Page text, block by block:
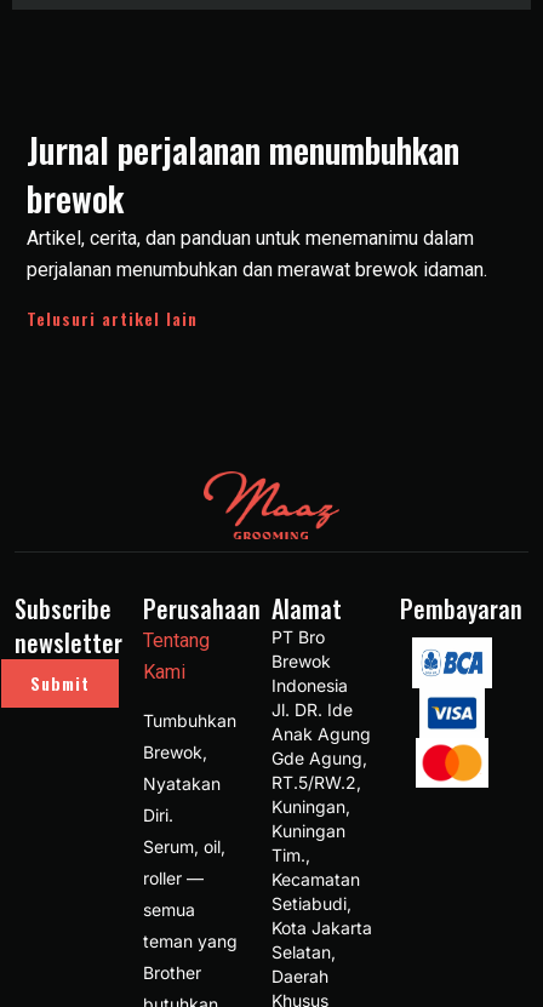
Jurnal perjalanan menumbuhkan
brewok
Artikel, cerita, dan panduan untuk menemanimu dalam
perjalanan menumbuhkan dan merawat brewok idaman.
Telusuri artikel lain
Subscribe
newsletter
Submit
Perusahaan
Tentang
Kami
Tumbuhkan
Brewok,
Nyatakan
Diri.
Serum, oil,
roller —
semua
teman yang
Brother
Alamat
PT Bro
Brewok
Indonesia
Jl. DR. Ide
Anak Agung
Gde Agung,
RT.5/RW.2,
Kuningan,
Kuningan
Tim.,
Kecamatan
Setiabudi,
Kota Jakarta
Selatan,
Daerah
Khusus
Pembayaran